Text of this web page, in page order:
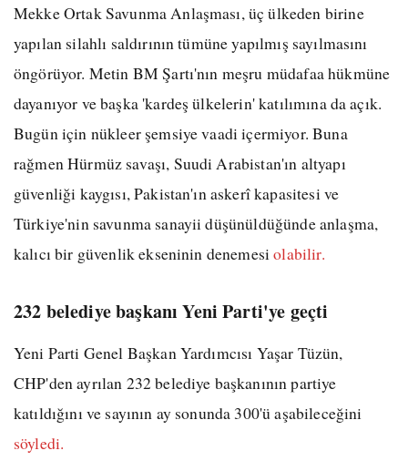
Mekke Ortak Savunma Anlaşması, üç ülkeden birine
yapılan silahlı saldırının tümüne yapılmış sayılmasını
öngörüyor. Metin BM Şartı'nın meşru müdafaa hükmüne
dayanıyor ve başka 'kardeş ülkelerin' katılımına da açık.
Bugün için nükleer şemsiye vaadi içermiyor. Buna
rağmen Hürmüz savaşı, Suudi Arabistan'ın altyapı
güvenliği kaygısı, Pakistan'ın askerî kapasitesi ve
Türkiye'nin savunma sanayii düşünüldüğünde anlaşma,
kalıcı bir güvenlik ekseninin denemesiolabilir.
232 belediye başkanı Yeni Parti'ye geçti
Yeni Parti Genel Başkan Yardımcısı Yaşar Tüzün,
CHP'den ayrılan 232 belediye başkanının partiye
katıldığını ve sayının ay sonunda 300'ü aşabileceğini
söyledi.